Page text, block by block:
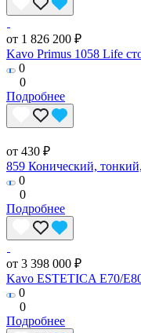
от 1 826 200 ₽
Kavo Primus 1058 Life
0
0
Подробнее
от 430 ₽
859 Конический,
0
0
Подробнее
от 3 398 000 ₽
Kavo ESTETICA E70/
0
0
Подробнее